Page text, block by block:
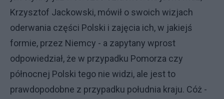
Krzysztof Jackowski, mówił o swoich wizjach
oderwania części Polski i zajęcia ich, w jakiejś
formie, przez Niemcy - a zapytany wprost
odpowiedział, że w przypadku Pomorza czy
północnej Polski tego nie widzi, ale jest to
prawdopodobne z przypadku południa kraju. Cóż -